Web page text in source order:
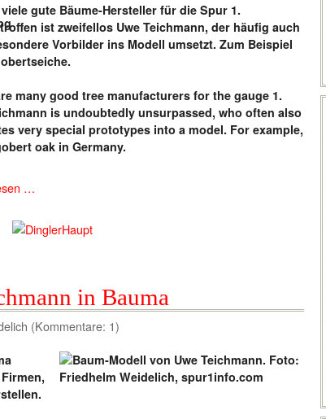
gute Bäume-Hersteller für die Spur 1.
ist zweifellos Uwe Teichmann, der häufig auch
Vorbilder ins Modell umsetzt. Zum Beispiel
many good tree manufacturers for the gauge 1.
is undoubtedly unsurpassed, who often also
very special prototypes into a model. For example,
oak in Germany.
…
in Bauma
(Kommentare: 1)